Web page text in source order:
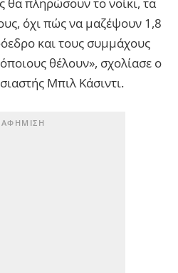
θα πληρώσουν το νοίκι, τα
όχι πώς να μαζέψουν 1,8
και τους συμμάχους
θέλουν», σχολίασε ο
Μπιλ Κάσιντι.